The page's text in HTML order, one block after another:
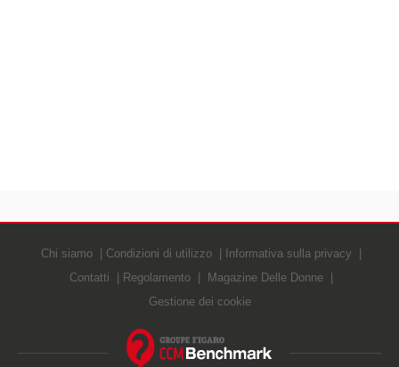
Chi siamo Condizioni di utilizzo
Informativa sulla privacy
Contatti
Regolamento
Magazine Delle Donne
Gestione dei cookie